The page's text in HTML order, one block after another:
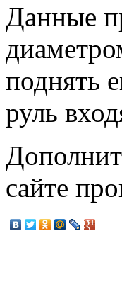
Данные
поднять
руль
сайте